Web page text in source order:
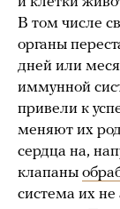
В том числе
органы
дней или
иммунной
привели к
меняют их
сердца на,
клапаны
система их